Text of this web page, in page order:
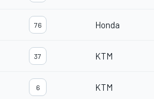
76 Honda
37 KTM
6 KTM